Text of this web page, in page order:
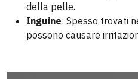
della pelle.
Inguine: Spesso trovati
possono causare